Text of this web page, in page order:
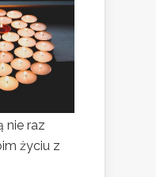
nie raz
życiu z